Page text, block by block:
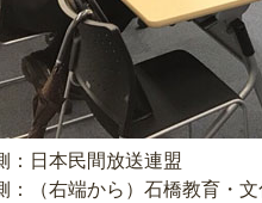
日本民間放送連盟
ら）石橋教育・文化委